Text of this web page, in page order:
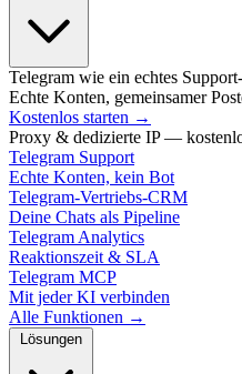
Telegram wie ein echtes
Echte Konten, gemeinsamer
Kostenlos starten →
Proxy & dedizierte IP —
Telegram Support
Echte Konten, kein Bot
Telegram-Vertriebs-CRM
Deine Chats als Pipeline
Telegram Analytics
Reaktionszeit & SLA
Telegram MCP
Mit jeder KI verbinden
Alle Funktionen →
Lösungen